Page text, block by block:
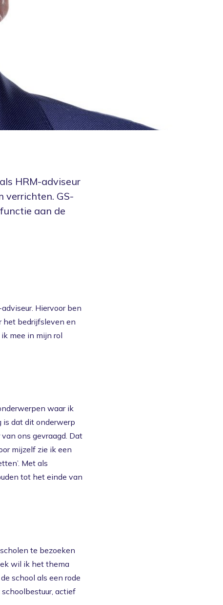
HRM-adviseur
verrichten. GS-
aan de
Hiervoor ben
het bedrijfsleven en
mee in mijn rol
waar ik
is dat dit onderwerp
ons gevraagd. Dat
mijzelf zie ik een
Met als
tot het einde van
te bezoeken
wil ik het thema
school als een rode
actief